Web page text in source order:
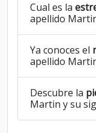
Cual es la
apellido
Ya conoces el
apellido
Descubre la
Martin y su